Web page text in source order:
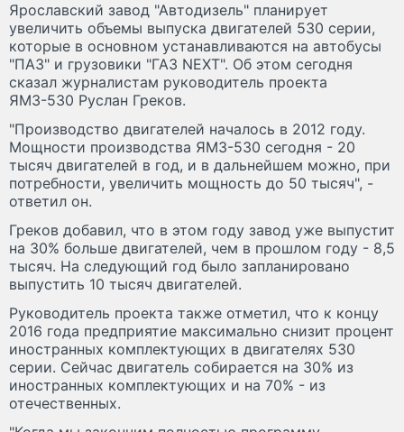
Ярославский завод "Автодизель" планирует
увеличить объемы выпуска двигателей 530 серии,
которые в основном устанавливаются на автобусы
"ПАЗ" и грузовики "ГАЗ NEXT". Об этом сегодня
сказал журналистам руководитель проекта
ЯМЗ-530 Руслан Греков.
"Производство двигателей началось в 2012 году.
Мощности производства ЯМЗ-530 сегодня - 20
тысяч двигателей в год, и в дальнейшем можно, при
потребности, увеличить мощность до 50 тысяч", -
ответил он.
Греков добавил, что в этом году завод уже выпустит
на 30% больше двигателей, чем в прошлом году - 8,5
тысяч. На следующий год было запланировано
выпустить 10 тысяч двигателей.
Руководитель проекта также отметил, что к концу
2016 года предприятие максимально снизит процент
иностранных комплектующих в двигателях 530
серии. Сейчас двигатель собирается на 30% из
иностранных комплектующих и на 70% - из
отечественных.